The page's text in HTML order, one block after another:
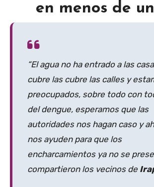
en menos de
“El agua no ha entrado a las
cubre las cubre las calles y
preocupados, sobre todo con
del dengue, esperamos que las
autoridades nos hagan caso y
nos ayuden para que los
encharcamientos ya no se
compartieron los vecinos de